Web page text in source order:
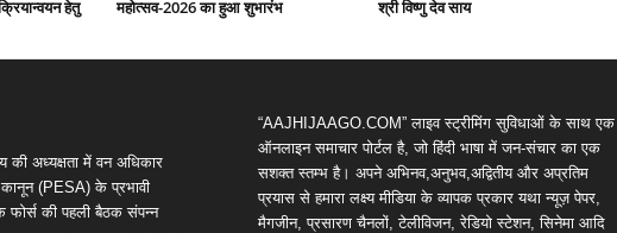
हेतु
महोत्सव-2026 का हुआ शुभारंभ
श्री विष्णु देव साय
की अध्यक्षता में वन अधिकार
(PESA) के प्रभावी
फोर्स की पहली बैठक संपन्न
“AAJHIJAAGO.COM” लाइव स्ट्रीमिंग सुविधाओं के साथ एक
ऑनलाइन समाचार पोर्टल है, जो हिंदी भाषा में जन-संचार का एक
सशक्त स्तम्भ है। अपने अभिनव,अनुभव,अद्वितीय और अप्रतिम
प्रयास से हमारा लक्ष्य मीडिया के व्यापक प्रकार यथा न्यूज़ पेपर,
मैगजीन, प्रसारण चैनलों, टेलीविजन, रेडियो स्टेशन, सिनेमा आदि